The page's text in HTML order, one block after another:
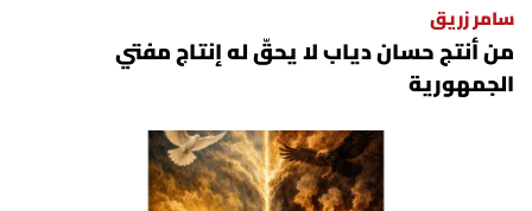
سامر زريق
من أنتج حسان دياب لا يحقّ له إنتاج مفتي
الجمهورية